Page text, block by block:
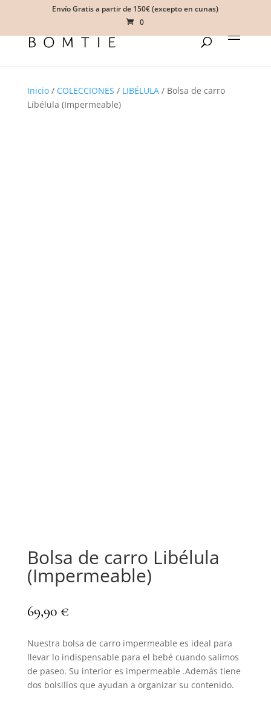
Envío Gratis a partir de 150€ (excepto en cunas)
0
Inicio/ COLECCIONES / LIBÉLULA/ Bolsa de carro
Libélula (Impermeable)
Bolsa de carro Libélula
(Impermeable)
69,90 €
Nuestra bolsa de carro impermeable es ideal para
llevar lo indispensable para el bebé cuando salimos
de paseo. Su interior es impermeable .Además tiene
dos bolsillos que ayudan a organizar su contenido.